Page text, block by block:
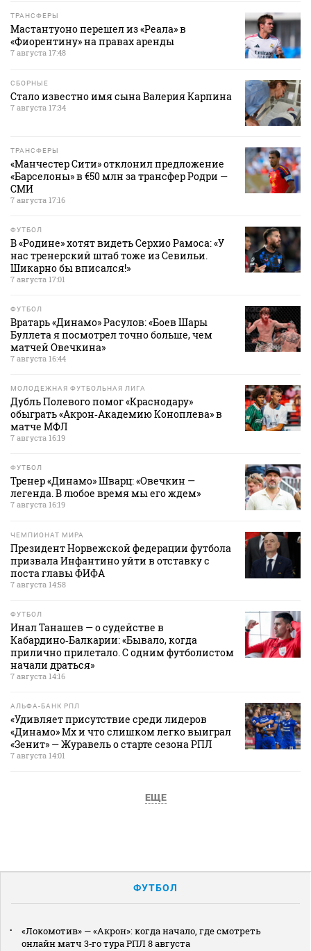
ТРАНСФЕРЫ
Мастантуоно перешел из «Реала» в
«Фиорентину» на правах аренды
7 августа 17:48
СБОРНЫЕ
Стало известно имя сына Валерия Карпина
7 августа 17:34
ТРАНСФЕРЫ
«Манчестер Сити» отклонил предложение
«Барселоны» в €50 млн за трансфер Родри —
СМИ
7 августа 17:16
ФУТБОЛ
В «Родине» хотят видеть Серхио Рамоса: «У
нас тренерский штаб тоже из Севильи.
Шикарно бы вписался!»
7 августа 17:01
ФУТБОЛ
Вратарь «Динамо» Расулов: «Боев Шары
Буллета я посмотрел точно больше, чем
матчей Овечкина»
7 августа 16:44
МОЛОДЕЖНАЯ ФУТБОЛЬНАЯ ЛИГА
Дубль Полевого помог «Краснодару»
обыграть «Акрон‑Академию Коноплева» в
матче МФЛ
7 августа 16:19
ФУТБОЛ
Тренер «Динамо» Шварц: «Овечкин —
легенда. В любое время мы его ждем»
7 августа 16:19
ЧЕМПИОНАТ МИРА
Президент Норвежской федерации футбола
призвала Инфантино уйти в отставку с
поста главы ФИФА
7 августа 14:58
ФУТБОЛ
Инал Танашев — о судействе в
Кабардино‑Балкарии: «Бывало, когда
прилично прилетало. С одним футболистом
начали драться»
7 августа 14:16
АЛЬФА-БАНК РПЛ
«Удивляет присутствие среди лидеров
«Динамо» Мх и что слишком легко выиграл
«Зенит» — Журавель о старте сезона РПЛ
7 августа 14:01
ЕЩЕ
ФУТБОЛ
«Локомотив» — «Акрон»: когда начало, где смотреть
онлайн матч 3‑го тура РПЛ 8 августа